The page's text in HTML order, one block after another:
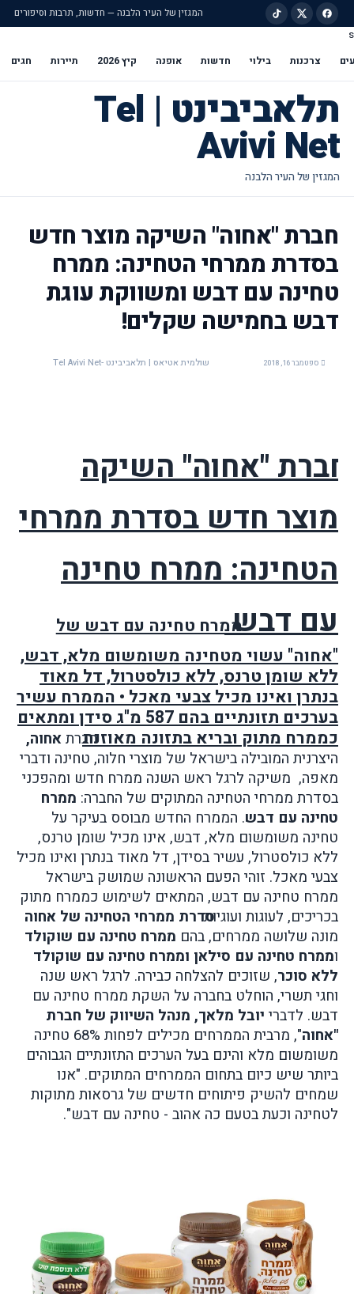
המגזין של העיר הלבנה — חדשות, תרבות וסיפורים
s
צרכנות בילוי חדשות אופנה קיץ 2026 תיירות חגים
תלאביבינט | Tel
Avivi Net
חברת "אחוה" השיקה מוצר חדש
בסדרת ממרחי הטחינה: ממרח
טחינה עם דבש ומשווקת עוגת
דבש בחמישה שקלים!
ספטמבר 16, 2018 שולמית אטיאס | תלאביבינט -Tel Avivi Net
"אחוה" השיקה
מוצר חדש בסדרת ממרחי
הטחינה:ממרח טחינה
עם דבשממרח טחינה עם דבש של
"אחוה" עשוי מטחינה משומשום מלא, דבש,
ללא שומן טרנס, ללא כולסטרול, דל מאוד
בנתרן ואינו מכיל צבעי מאכל • הממרח עשיר
בערכים תזונתיים בהם 587 מ"ג סידן ומתאים
כממרח מתוק ובריא בתזונה מאוזנתחברתאחוה,
היצרנית המובילה בישראל של מוצרי חלוה, טחינה ודברי
מאפה, משיקה לרגל ראש השנה ממרח חדש ומהפכני
בסדרת ממרחי הטחינה המתוקים של החברה: ממרח
טחינה עם דבש. הממרח החדש מבוסס בעיקר על
טחינה משומשום מלא, דבש, אינו מכיל שומן טרנס,
ללא כולסטרול, עשיר בסידן, דל מאוד בנתרן ואינו מכיל
צבעי מאכל. זוהי הפעם הראשונה שמושק בישראל
ממרח טחינה עם דבש, המתאים לשימוש כממרח מתוק
בכריכים, לעוגות ועוגיות.סדרת ממרחי הטחינה של אחוה
מונה שלושה ממרחים, בהם ממרח טחינה עם שוקולד
וממרח טחינה עם סילאן וממרח טחינה עם שוקולד
ללא סוכר, שזוכים להצלחה כבירה. לרגל ראש שנה
וחגי תשרי, הוחלט בחברה על השקת ממרח טחינה עם
דבש. לדברי יובל מלאך, מנהל השיווק של חברת
"אחוה
", מרבית הממרחים מכילים לפחות 68% טחינה
משומשום מלא והינם בעל הערכים התזונתיים הגבוהים
ביותר שיש כיום בתחום הממרחים המתוקים. "אנו
שמחים להשיק פיתוחים חדשים של גרסאות מתוקות
לטחינה וכעת בטעם כה אהוב - טחינה עם דבש".